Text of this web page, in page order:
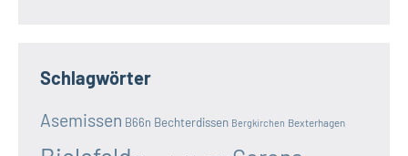
Schlagwörter
Asemissen B66n Bechterdissen Bergkirchen Bexterhagen